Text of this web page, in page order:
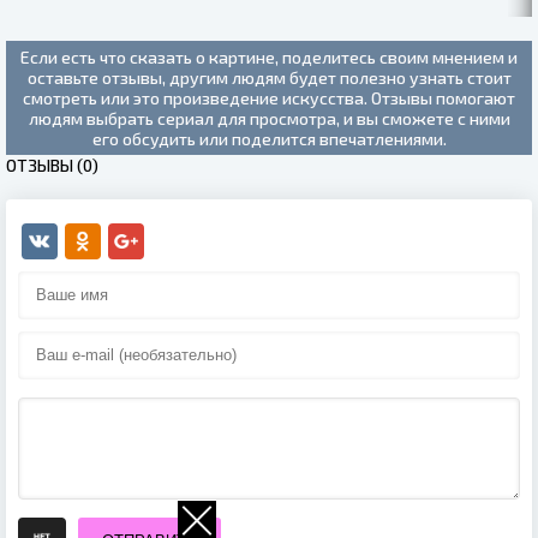
Если есть что сказать о картине, поделитесь своим мнением и
оставьте отзывы, другим людям будет полезно узнать стоит
смотреть или это произведение искусства. Отзывы помогают
людям выбрать сериал для просмотра, и вы сможете с ними
его обсудить или поделится впечатлениями.
ОТЗЫВЫ (0)